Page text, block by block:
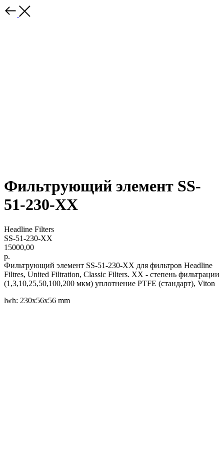
Фильтрующий элемент SS-
51-230-XX
Headline Filters
SS-51-230-XX
15000,00
р.
Фильтрующий элемент SS-51-230-XX для фильтров Headline
Filtres, United Filtration, Classic Filters. XX - степень фильтрации
(1,3,10,25,50,100,200 мкм) уплотнение PTFE (стандарт), Viton
lwh: 230x56x56 mm